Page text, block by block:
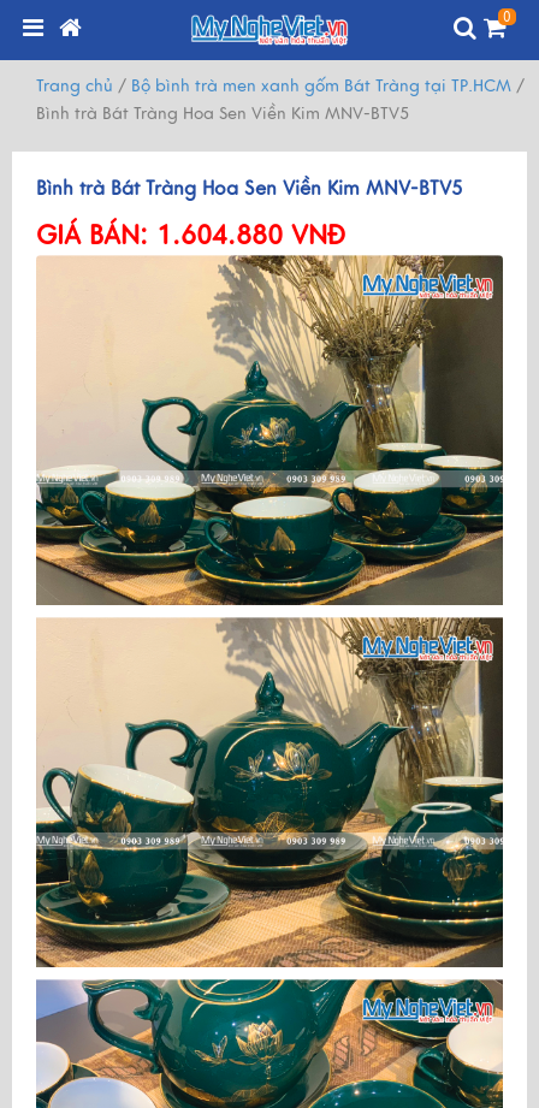
0
Trang chủ / Bộ bình trà men xanh gốm Bát Tràng tại TP.HCM /
Bình trà Bát Tràng Hoa Sen Viền Kim MNV-BTV5
Bình trà Bát Tràng Hoa Sen Viền Kim MNV-BTV5
GIÁ BÁN: 1.604.880 VNĐ